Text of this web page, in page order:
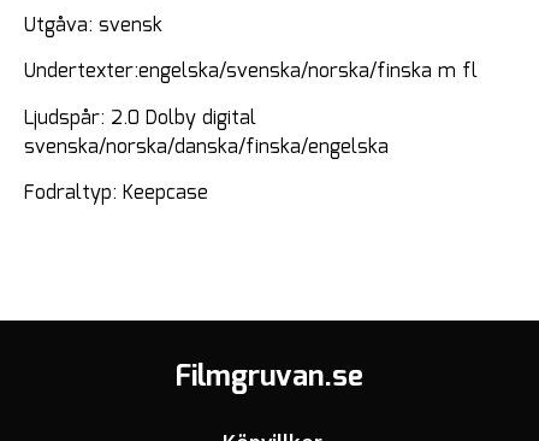
Utgåva: svensk
Undertexter:engelska/svenska/norska/finska m fl
Ljudspår: 2.0 Dolby digital
svenska/norska/danska/finska/engelska
Fodraltyp: Keepcase
Filmgruvan.se